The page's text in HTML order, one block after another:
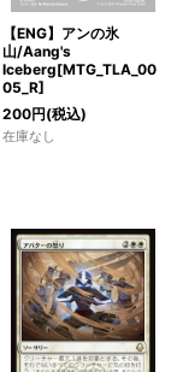
【ENG】アンの氷
山/Aang's
Iceberg[MTG_TLA_00
05_R]
200円(税込)
在庫なし